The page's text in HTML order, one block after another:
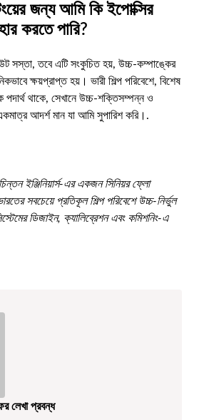
জন্য আমি কি ইপোক্সির
করতে পারি?
সস্তা, তবে এটি সংকুচিত হয়, উচ্চ-কম্পাঙ্কের
ক্ষয়প্রাপ্ত হয়। ভারী শিল্প পরিবেশে, বিশেষ
পদার্থ থাকে, সেখানে উচ্চ-শক্তিসম্পন্ন ও
আদর্শ মান যা আমি সুপারিশ করি।.
ইঞ্জিনিয়ার্স-এর একজন সিনিয়র ফ্লো
সবচেয়ে প্রতিকূল শিল্প পরিবেশে উচ্চ-নির্ভুল
ডিজাইন, ক্যালিব্রেশন এবং কমিশনিং-এ
লেখা প্রবন্ধ